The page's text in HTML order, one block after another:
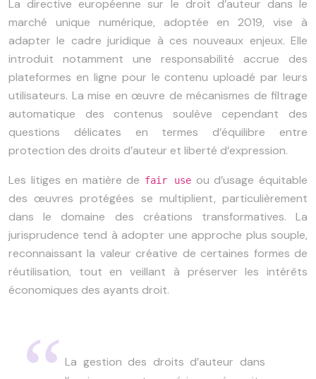
La directive européenne sur le droit d’auteur dans le
marché unique numérique, adoptée en 2019, vise à
adapter le cadre juridique à ces nouveaux enjeux. Elle
introduit notamment une responsabilité accrue des
plateformes en ligne pour le contenu uploadé par leurs
utilisateurs. La mise en œuvre de mécanismes de filtrage
automatique des contenus soulève cependant des
questions délicates en termes d’équilibre entre
protection des droits d’auteur et liberté d’expression.
Les litiges en matière de fair use ou d’usage équitable
des œuvres protégées se multiplient, particulièrement
dans le domaine des créations transformatives. La
jurisprudence tend à adopter une approche plus souple,
reconnaissant la valeur créative de certaines formes de
réutilisation, tout en veillant à préserver les intérêts
économiques des ayants droit.
La gestion des droits d’auteur dans